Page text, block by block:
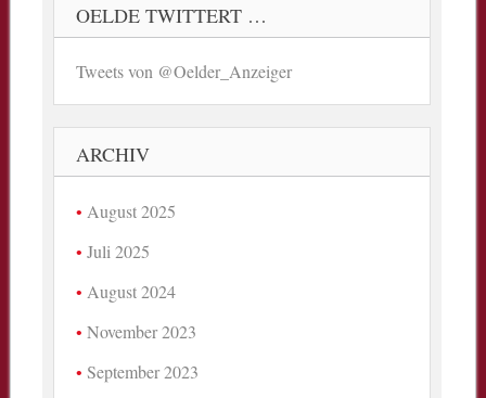
OELDE TWITTERT …
Tweets von @Oelder_Anzeiger
ARCHIV
August 2025
Juli 2025
August 2024
November 2023
September 2023